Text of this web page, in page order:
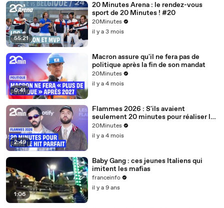
55:21
20 Minutes Arena : le rendez-vous
sport de 20 Minutes ! #20
20Minutes
il y a 3 mois
0:41
Macron assure qu'il ne fera pas de
politique après la fin de son mandat
20Minutes
il y a 4 mois
2:49
Flammes 2026 : S'ils avaient
seulement 20 minutes pour réaliser le
hit parfait, quelle serait la recette ?
20Minutes
il y a 4 mois
1:06
Baby Gang : ces jeunes Italiens qui
imitent les mafias
franceinfo
il y a 9 ans